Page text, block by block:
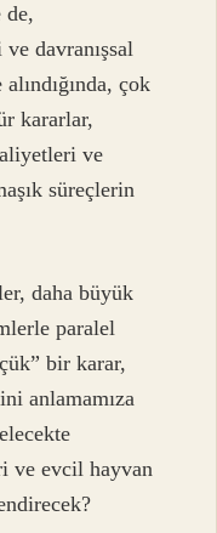
de,
davranışsal
çok
kararlar,
ve
süreçlerin
daha büyük
paralel
bir karar,
anlamamıza
ve evcil hayvan